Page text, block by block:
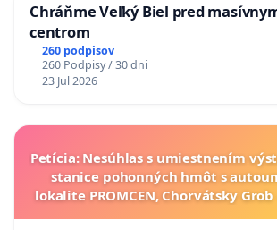
Chráňme Veľký Biel pred
centrom
260 podpisov
260 Podpisy / 30 dni
23 Jul 2026
Petícia: Nesúhlas s umiestnením
stanice pohonných hmôt s
lokalite PROMCEN, Chorvátsky